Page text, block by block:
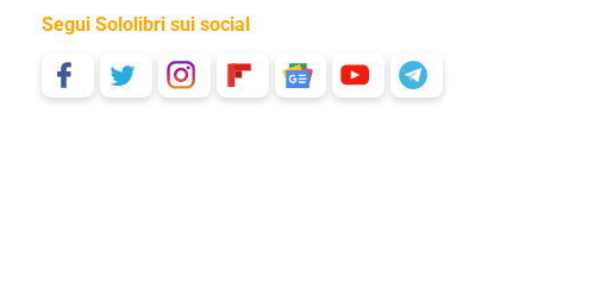
Segui Sololibri sui social